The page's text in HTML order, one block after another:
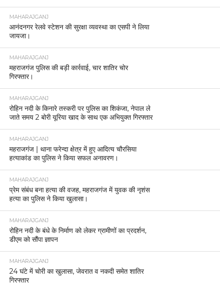
MAHARAJGANJ
आनंदनगर रेलवे स्टेशन की सुरक्षा व्यवस्था का एसपी ने लिया
जायजा।
MAHARAJGANJ
महराजगंज पुलिस की बड़ी कार्रवाई, चार शातिर चोर
गिरफ्तार।
MAHARAJGANJ
रोहिन नदी के किनारे तस्करी पर पुलिस का शिकंजा, नेपाल ले
जाते समय 2 बोरी यूरिया खाद के साथ एक अभियुक्त गिरफ्तार
MAHARAJGANJ
महराजगंज | थाना फरेन्दा क्षेत्र में हुए आदित्य चौरसिया
हत्याकांड का पुलिस ने किया सफल अनावरण।
MAHARAJGANJ
प्रेम संबंध बना हत्या की वजह, महराजगंज में युवक की नृशंस
हत्या का पुलिस ने किया खुलासा।
MAHARAJGANJ
रोहिन नदी के बंधे के निर्माण को लेकर ग्रामीणों का प्रदर्शन,
डीएम को सौंपा ज्ञापन
MAHARAJGANJ
24 घंटे में चोरी का खुलासा, जेवरात व नकदी समेत शातिर
गिरफ्तार